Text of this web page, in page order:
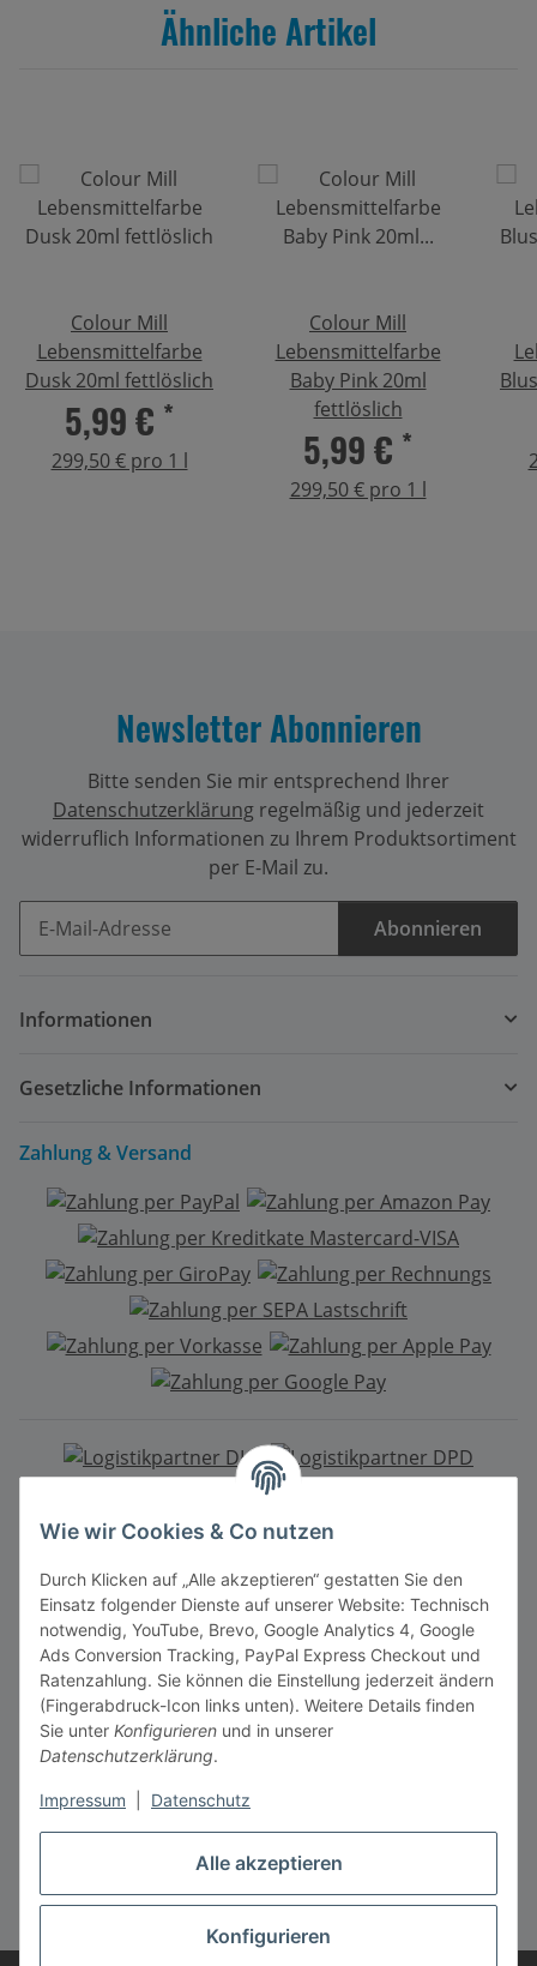
Alle akzeptieren
Konfigurieren
Wie wir Cookies & Co nutzen
Durch Klicken auf „Alle akzeptieren“ gestatten Sie den
Einsatz folgender Dienste auf unserer Website: Technisch
notwendig, YouTube, Brevo, Google Analytics 4, Google
Ads Conversion Tracking, PayPal Express Checkout und
Ratenzahlung. Sie können die Einstellung jederzeit ändern
(Fingerabdruck-Icon links unten). Weitere Details finden
Sie unter Konfigurieren und in unserer
Datenschutzerklärung.
Impressum Datenschutz
Ähnliche Artikel
Colour Mill
Lebensmittelfarbe
Dusk 20ml fettlöslich
5,99 € *
299,50 € pro 1 l
Colour Mill
Lebensmittelfarbe
Baby Pink 20ml
fettlöslich
5,99 € *
299,50 € pro 1 l
Newsletter Abonnieren
Bitte senden Sie mir entsprechend Ihrer
Datenschutzerklärung regelmäßig und jederzeit
widerruflich Informationen zu Ihrem Produktsortiment
per E-Mail zu.
Abonnieren
Informationen
Gesetzliche Informationen
Zahlung & Versand
Vertrag widerrufen
* Alle Preise inkl. gesetzlicher MwSt., zzgl.Versandkosten
** gilt für Lieferungen innerhalb Deutschlands, Lieferzeiten
für andere Länder entnehmen Sie bitte der Schaltfläche mit